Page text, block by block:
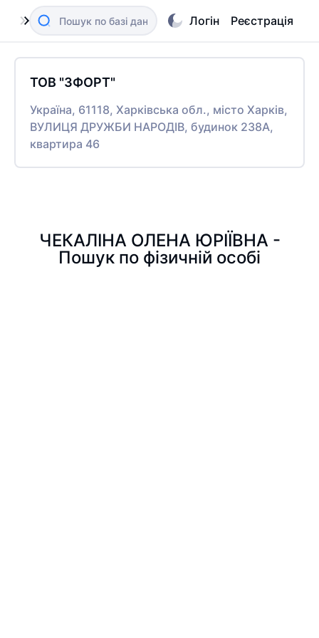
Логін Реєстрація
ТОВ "ЗФОРТ"
Україна, 61118, Харківська обл., місто Харків,
ВУЛИЦЯ ДРУЖБИ НАРОДІВ, будинок 238А,
квартира 46
ЧЕКАЛІНА ОЛЕНА ЮРІЇВНА -
Пошук по фізичній особі